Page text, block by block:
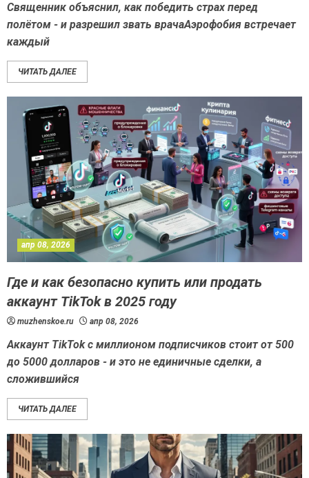
Священник объяснил, как победить страх перед
полётом - и разрешил звать врачаАэрофобия встречает
каждый
ЧИТАТЬ ДАЛЕЕ
апр 08, 2026
Где и как безопасно купить или продать
аккаунт TikTok в 2025 году
muzhenskoe.ru апр 08, 2026
Аккаунт TikTok с миллионом подписчиков стоит от 500
до 5000 долларов - и это не единичные сделки, а
сложившийся
ЧИТАТЬ ДАЛЕЕ